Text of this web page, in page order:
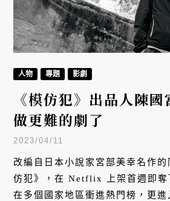
人物 專題 影劇
《模仿犯》出品人陳
做更難的劇了
2023/04/11
改編自日本小說家宮部美幸名作
仿犯》，在 Netflix 上架首週即奪
在多個國家地區衝進熱門榜，更